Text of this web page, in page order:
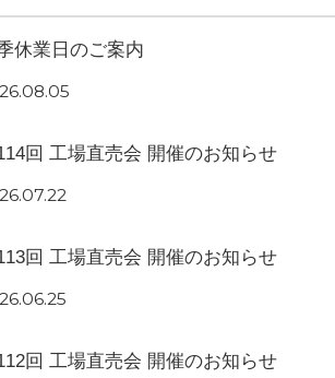
休業日のご案内
回 工場直売会 開催のお知らせ
回 工場直売会 開催のお知らせ
回 工場直売会 開催のお知らせ